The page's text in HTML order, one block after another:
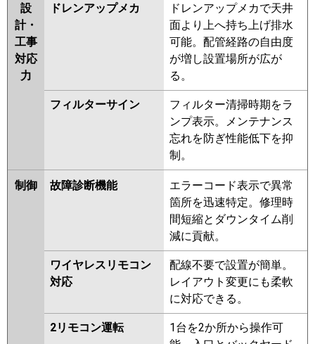
設
計・
工事
対応
力
ドレンアップメカ
ドレンアップメカで天井
面より上へ持ち上げ排水
可能。配管経路の自由度
が増し設置場所が広が
る。
フィルターサイン
フィルター清掃時期をラ
ンプ表示。メンテナンス
忘れを防ぎ性能低下を抑
制。
制御 故障診断機能
エラーコード表示で異常
箇所を迅速特定。修理時
間短縮とダウンタイム削
減に貢献。
ワイヤレスリモコン
対応
配線不要で設置が簡単。
レイアウト変更にも柔軟
に対応できる。
2リモコン運転
1台を2か所から操作可